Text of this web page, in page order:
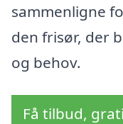
sammenligne
den frisør, der
og behov.
Få tilbud,